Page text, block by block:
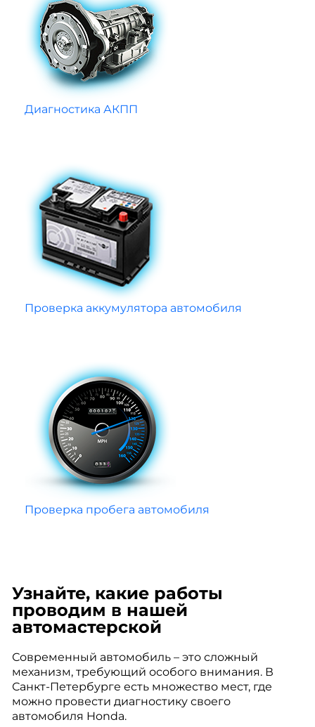
Диагностика АКПП
Проверка аккумулятора автомобиля
Проверка пробега автомобиля
Узнайте, какие работы
проводим в нашей
автомастерской
Современный автомобиль – это сложный
механизм, требующий особого внимания. В
Санкт-Петербурге есть множество мест, где
можно провести диагностику своего
автомобиля Honda.